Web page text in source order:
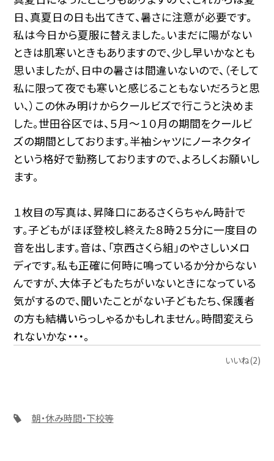
日、真夏日の日も出てきて、暑さに注意が必要です。
私は今日から夏服に替えました。いまだに陽がない
ときは肌寒いときもありますので、少し早いかなとも
思いましたが、日中の暑さは間違いないので、（そして
私に限って夜でも寒いと感じることもないだろうと思
い、）この休み明けからクールビズで行こうと決めま
した。世田谷区では、５月～１０月の期間をクールビ
ズの期間としております。半袖シャツにノーネクタイ
という格好で勤務しておりますので、よろしくお願いし
ます。
１枚目の写真は、昇降口にあるさくらちゃん時計で
す。子どもがほぼ登校し終えた８時２５分に一度目の
音を出します。音は、「京西さくら組」のやさしいメロ
ディです。私も正確に何時に鳴っているか分からない
んですが、大体子どもたちがいないときになっている
気がするので、聞いたことがない子どもたち、保護者
の方も結構いらっしゃるかもしれません。時間変えら
れないかな・・・。
いいね(2)
朝・休み時間・下校等